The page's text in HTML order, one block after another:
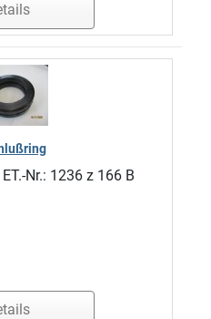
Nr.: 1236 z 166 B